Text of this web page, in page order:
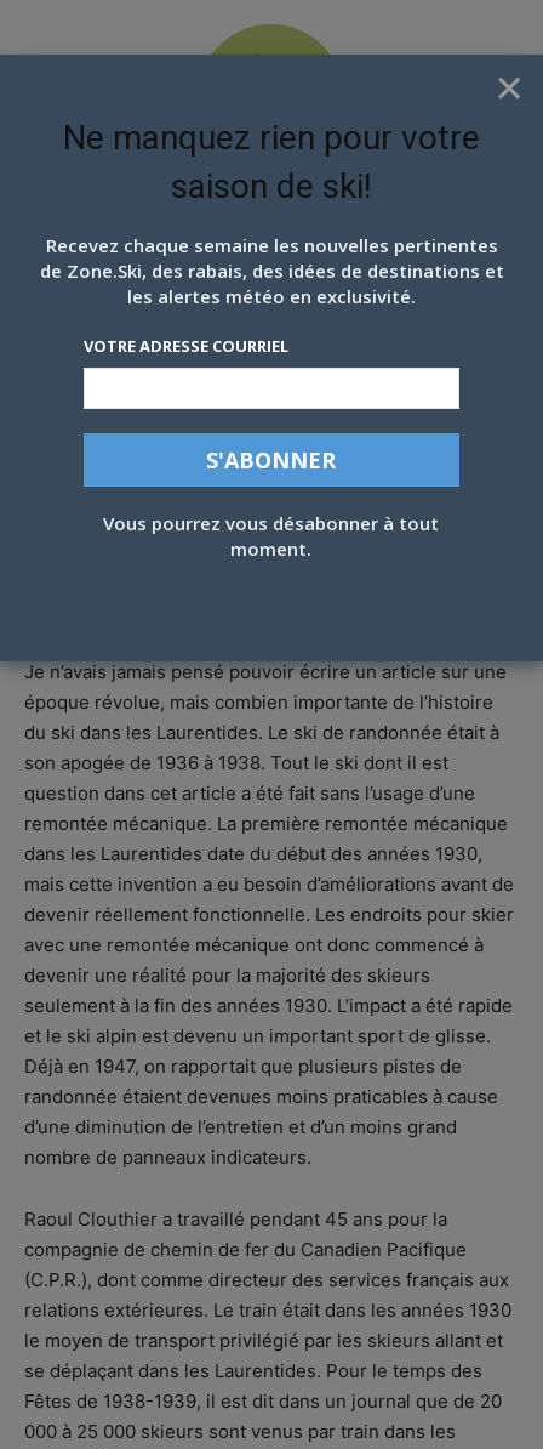
EN ATTENDANT LES
LE SKI DE RANDONNÉE DANS LES
LAURENTIDES DE 1936 À 1938
Je n’avais jamais pensé pouvoir écrire un article sur une
époque révolue, mais combien importante de l’histoire
du ski dans les Laurentides. Le ski de randonnée était à
son apogée de 1936 à 1938. Tout le ski dont il est
question dans cet article a été fait sans l’usage d’une
remontée mécanique. La première remontée mécanique
dans les Laurentides date du début des années 1930,
mais cette invention a eu besoin d’améliorations avant de
devenir réellement fonctionnelle. Les endroits pour skier
avec une remontée mécanique ont donc commencé à
devenir une réalité pour la majorité des skieurs
seulement à la fin des années 1930. L’impact a été rapide
et le ski alpin est devenu un important sport de glisse.
Déjà en 1947, on rapportait que plusieurs pistes de
randonnée étaient devenues moins praticables à cause
d’une diminution de l’entretien et d’un moins grand
nombre de panneaux indicateurs.
Raoul Clouthier a travaillé pendant 45 ans pour la
compagnie de chemin de fer du Canadien Pacifique
(C.P.R.), dont comme directeur des services français aux
relations extérieures. Le train était dans les années 1930
le moyen de transport privilégié par les skieurs allant et
se déplaçant dans les Laurentides. Pour le temps des
Fêtes de 1938-1939, il est dit dans un journal que de 20
000 à 25 000 skieurs sont venus par train dans les
×
Ne manquez rien pour votre
saison de ski!
Recevez chaque semaine les nouvelles pertinentes
de Zone.Ski, des rabais, des idées de destinations et
les alertes météo en exclusivité.
VOTRE ADRESSE COURRIEL
Vous pourrez vous désabonner à tout
moment.